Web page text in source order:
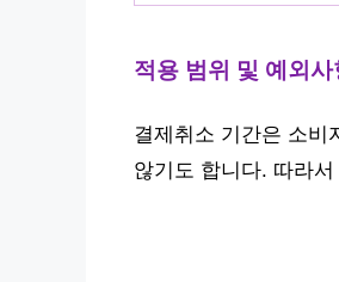
적용 범위 및 예외사
결제취소 기간은 소비
않기도 합니다. 따라